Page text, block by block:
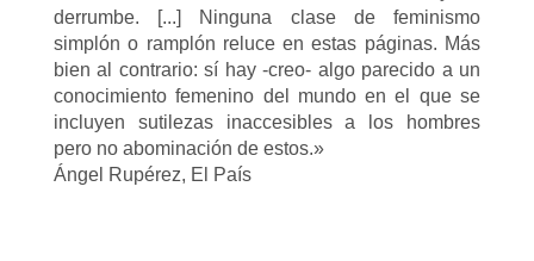
derrumbe. [...] Ninguna clase de feminismo
simplón o ramplón reluce en estas páginas. Más
bien al contrario: sí hay -creo- algo parecido a un
conocimiento femenino del mundo en el que se
incluyen sutilezas inaccesibles a los hombres
pero no abominación de estos.»
Ángel Rupérez, El País